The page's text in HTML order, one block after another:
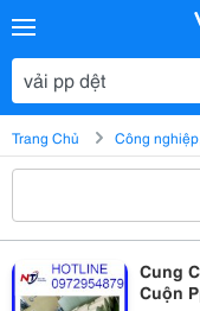
Trang Chủ Công
Cung
Cuộn